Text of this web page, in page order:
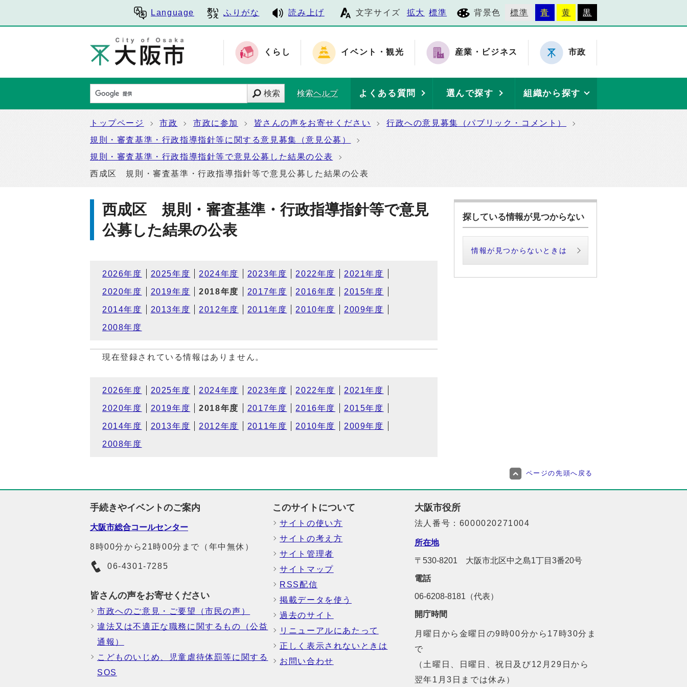
Language ふりがな 読み上げ 文字サイズ 拡大 標準 背景色 標準 青 黄 黒
くらし イベント・観光 産業・ビジネス 市政
検索 検索ヘルプ よくある質問 選んで探す 組織から探す
トップページ 市政 市政に参加 皆さんの声をお寄せください
行政への意見募集（パブリック・コメント）
規則・審査基準・行政指導指針等に関する意見募集（意見公募）
規則・審査基準・行政指導指針等で意見公募した結果の公表
西成区 規則・審査基準・行政指導指針等で意見公募した結果の公表
西成区 規則・審査基準・行政指導指針等で意見
公募した結果の公表
2026年度 2025年度 2024年度 2023年度 2022年度 2021年度
2020年度 2019年度 2018年度 2017年度 2016年度 2015年度
2014年度 2013年度 2012年度 2011年度 2010年度 2009年度
2008年度
現在登録されている情報はありません。
2026年度 2025年度 2024年度 2023年度 2022年度 2021年度
2020年度 2019年度 2018年度 2017年度 2016年度 2015年度
2014年度 2013年度 2012年度 2011年度 2010年度 2009年度
2008年度
探している情報が見つからない
情報が見つからないときは
ページの先頭へ戻る
手続きやイベントのご案内
大阪市総合コールセンター
8時00分から21時00分まで（年中無休）
06-4301-7285
皆さんの声をお寄せください
市政へのご意見・ご要望（市民の声）
違法又は不適正な職務に関するもの（公益
通報）
こどものいじめ、児童虐待体罰等に関する
SOS
このサイトについて
サイトの使い方
サイトの考え方
サイト管理者
サイトマップ
RSS配信
掲載データを使う
過去のサイト
リニューアルにあたって
正しく表示されないときは
お問い合わせ
大阪市役所
法人番号：6000020271004
所在地
〒530-8201 大阪市北区中之島1丁目3番20号
電話
06-6208-8181（代表）
開庁時間
月曜日から金曜日の9時00分から17時30分ま
で
（土曜日、日曜日、祝日及び12月29日から
翌年1月3日までは休み）